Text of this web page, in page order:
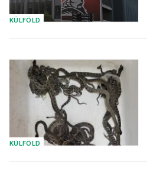
KÜLFÖLD
KÜLFÖLD